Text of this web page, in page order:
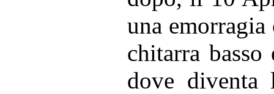
una emorragia
chitarra
dove diventa